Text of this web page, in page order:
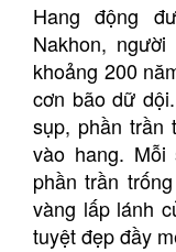
Hang động
Nakhon,
khoảng 200
cơn bão dữ
sụp, phần trần
vào hang. Mỗi
phần trần
vàng lấp lánh
tuyệt đẹp đầy